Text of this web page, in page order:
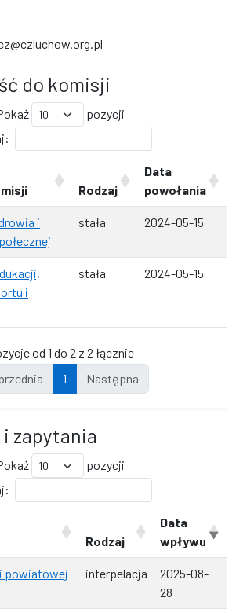
do komisji
pozycji
Rodzaj
Data
powołania
i
stała 2024-05-15
i
stała 2024-05-15
od 1 do 2 z 2 łącznie
1 Następna
zapytania
pozycji
Rodzaj
Data
wpływu
powiatowej
interpelacja
2025-08-
28